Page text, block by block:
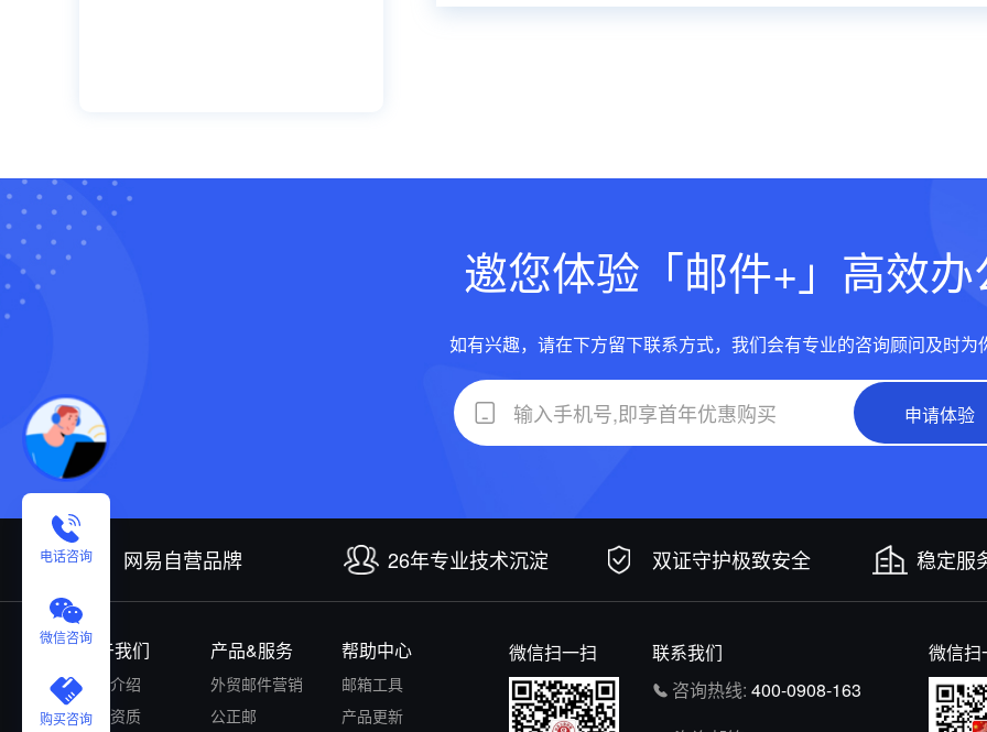
电话咨询
微信咨询
购买咨询
邀您体验「邮件+」高效办
如有兴趣，请在下方留下联系方式，我们会有专业的咨询顾问及时为
申请体验
网易自营品牌 26年专业技术沉淀 双证守护极致安全 稳定服
关于我们
公司介绍
认证资质
产品&服务
外贸邮件营销
公正邮
帮助中心
邮箱工具
产品更新
微信扫一扫
联系我们
咨询热线: 400-0908-163
微信扫